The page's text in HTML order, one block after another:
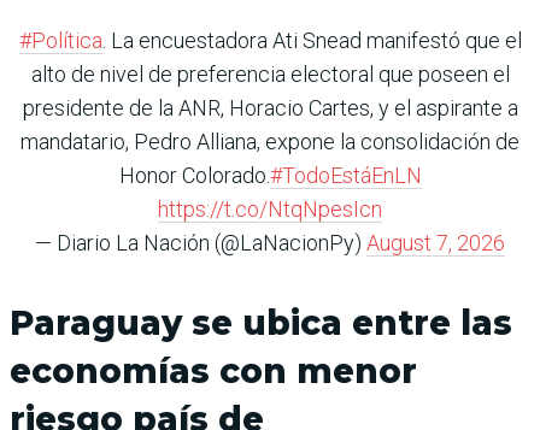
#Política. La encuestadora Ati Snead manifestó que el
alto de nivel de preferencia electoral que poseen el
presidente de la ANR, Horacio Cartes, y el aspirante a
mandatario, Pedro Alliana, expone la consolidación de
Honor Colorado.#TodoEstáEnLN
https://t.co/NtqNpesIcn
— Diario La Nación (@LaNacionPy) August 7, 2026
Paraguay se ubica entre las
economías con menor
riesgo país de